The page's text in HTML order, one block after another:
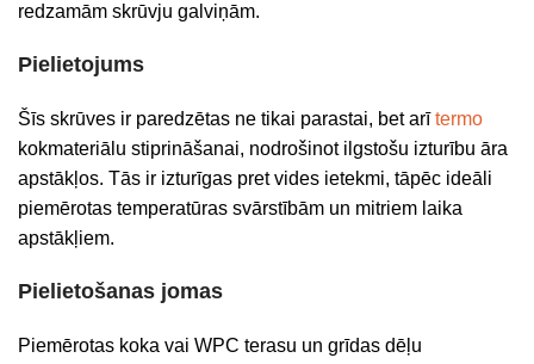
redzamām skrūvju galviņām.
Pielietojums
Šīs skrūves ir paredzētas ne tikai parastai, bet arītermo
kokmateriālu stiprināšanai, nodrošinot ilgstošu izturību āra
apstākļos. Tās ir izturīgas pret vides ietekmi, tāpēc ideāli
piemērotas temperatūras svārstībām un mitriem laika
apstākļiem.
Pielietošanas jomas
Piemērotas koka vai WPC terasu un grīdas dēļu